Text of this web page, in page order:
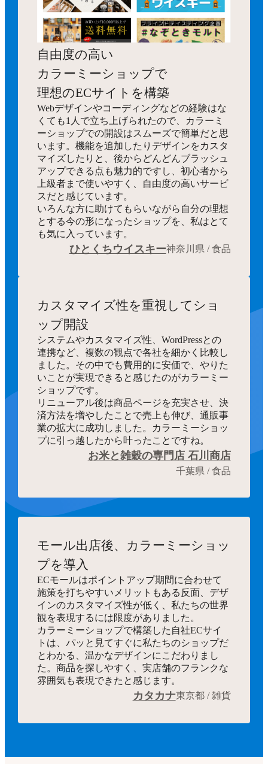
自由度の高い
カラーミーショップで
理想のECサイトを構築
Webデザインやコーディングなどの経験はな
くても1人で立ち上げられたので、カラーミ
ーショップでの開設はスムーズで簡単だと思
います。機能を追加したりデザインをカスタ
マイズしたりと、後からどんどんブラッシュ
アップできる点も魅力的ですし、初心者から
上級者まで使いやすく、自由度の高いサービ
スだと感じています。
いろんな方に助けてもらいながら自分の理想
とする今の形になったショップを、私はとて
も気に入っています。
ひとくちウイスキー神奈川県 / 食品
カスタマイズ性を重視してショ
ップ開設
システムやカスタマイズ性、WordPressとの
連携など、複数の観点で各社を細かく比較し
ました。その中でも費用的に安価で、やりた
いことが実現できると感じたのがカラーミー
ショップです。
リニューアル後は商品ページを充実させ、決
済方法を増やしたことで売上も伸び、通販事
業の拡大に成功しました。カラーミーショッ
プに引っ越したから叶ったことですね。
お米と雑穀の専門店 石川商店
千葉県 / 食品
モール出店後、カラーミーショッ
プを導入
ECモールはポイントアップ期間に合わせて
施策を打ちやすいメリットもある反面、デザ
インのカスタマイズ性が低く、私たちの世界
観を表現するには限度がありました。
カラーミーショップで構築した自社ECサイ
トは、パッと見てすぐに私たちのショップだ
とわかる、温かなデザインにこだわりまし
た。商品を探しやすく、実店舗のフランクな
雰囲気も表現できたと感じます。
カタカナ東京都 / 雑貨